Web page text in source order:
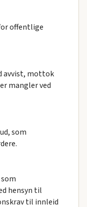
offentlige
avvist, mottok
mangler ved
som
hensyn til
til innleid